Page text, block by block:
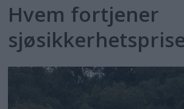
Hvem fortjener